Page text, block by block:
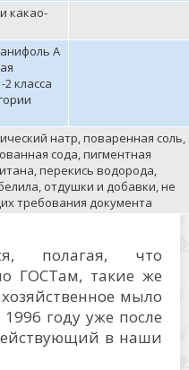
какао-
А
класса
натр, поваренная соль,
сода, пигментная
перекись водорода,
отдушки и добавки, не
требования документа
полагая, что
ГОСТам, такие же
мыло
году уже после
в наши